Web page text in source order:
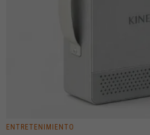
ENTRETENIMIENTO